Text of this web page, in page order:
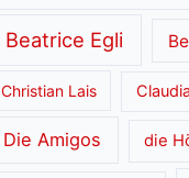
Beatrice Egli
Christian Lais
Die Amigos die